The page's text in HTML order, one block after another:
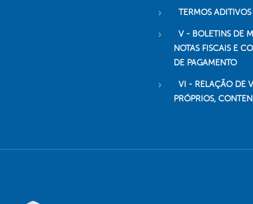
TERMOS ADITIVOS
V - BOLETINS DE
NOTAS FISCAIS E
DE PAGAMENTO
VI - RELAÇÃO DE
PRÓPRIOS,